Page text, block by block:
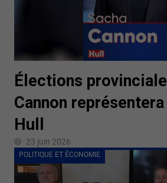
Élections
Cannon
Hull
23 juin 2026
POLITIQUE ET ÉCONOMIE